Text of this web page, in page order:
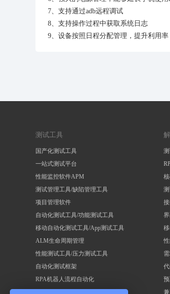
7、支持通过adb远程调试
8、支持操作过程中获取系统日志
9、设备按照日程分配管理，提升利用率
测试工具
国产化测试工具
一站式测试平台
性能监控软件APM
测试管理工具/缺陷管理工具
项目管理软件
自动化测试工具/功能测试工具
移动自动化测试工具/App测试工具
ALM生命周期管理
性能测试工具/压力测试工具
自动化测试框架
RPA机器人流程自动化